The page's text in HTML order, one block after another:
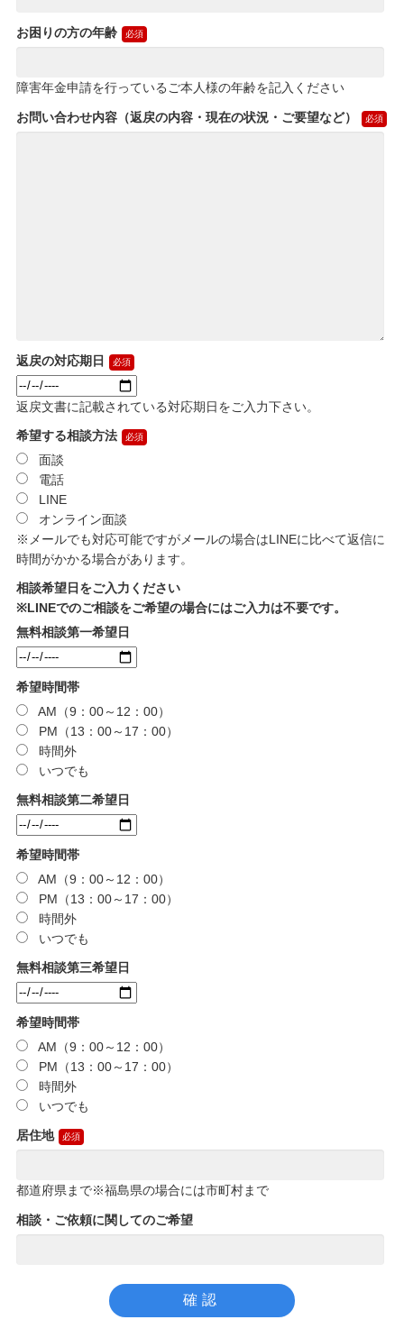
お困りの方の年齢
障害年金申請を行っているご本人様の年齢を記入ください
お問い合わせ内容（返戻の内容・現在の状況・ご要望など）
返戻の対応期日
返戻文書に記載されている対応期日をご入力下さい。
希望する相談方法
面談
電話
LINE
オンライン面談
※メールでも対応可能ですがメールの場合はLINEに比べて返信に
時間がかかる場合があります。
相談希望日をご入力ください
※LINEでのご相談をご希望の場合にはご入力は不要です。
無料相談第一希望日
希望時間帯
AM（9：00～12：00）
PM（13：00～17：00）
時間外
いつでも
無料相談第二希望日
希望時間帯
AM（9：00～12：00）
PM（13：00～17：00）
時間外
いつでも
無料相談第三希望日
希望時間帯
AM（9：00～12：00）
PM（13：00～17：00）
時間外
いつでも
居住地
都道府県まで※福島県の場合には市町村まで
相談・ご依頼に関してのご希望